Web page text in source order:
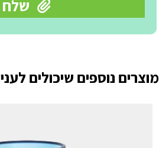
מוצרים נוספים שיכולים